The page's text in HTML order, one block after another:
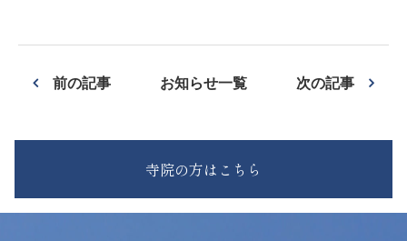
前の記事 お知らせ一覧 次の記事
寺院の方はこちら